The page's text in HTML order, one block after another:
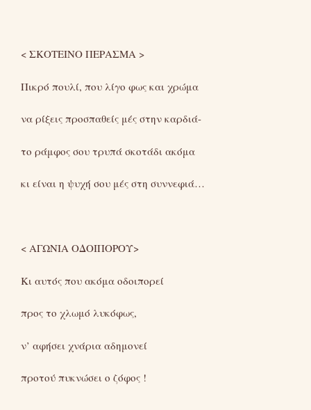
< ΣΚΟΤΕΙΝΟ ΠΕΡΑΣΜΑ >
Πικρό πουλί, που λίγο φως και χρώμα
να ρίξεις προσπαθείς μές στην καρδιά-
το ράμφος σου τρυπά σκοτάδι ακόμα
κι είναι η ψυχή σου μές στη συννεφιά…
< ΑΓΩΝΙΑ ΟΔΟΙΠΟΡΟΥ>
Κι αυτός που ακόμα οδοιπορεί
προς το χλωμό λυκόφως,
ν’ αφήσει χνάρια αδημονεί
προτού πυκνώσει ο ζόφος !